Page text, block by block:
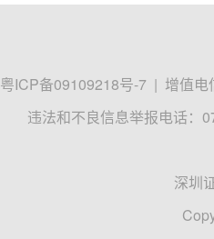
粤ICP备09109218号-7 | 增值电
违法和不良信息举报电话：
深圳